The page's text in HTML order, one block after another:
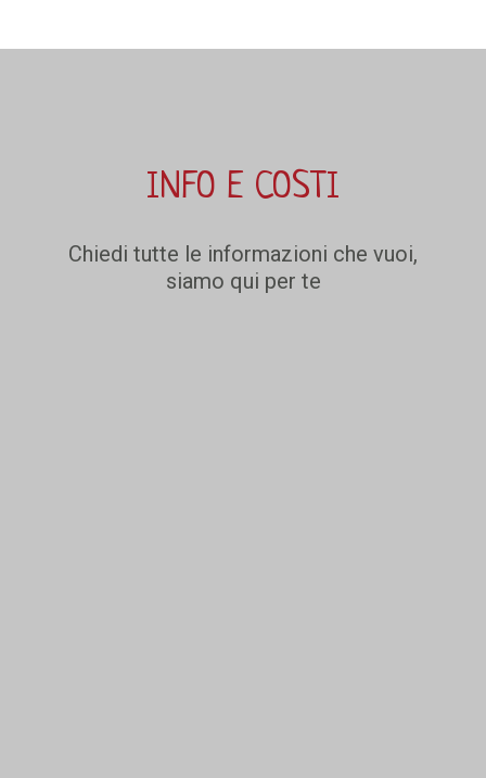
INFO E COSTI
Chiedi tutte le informazioni che vuoi,
siamo qui per te